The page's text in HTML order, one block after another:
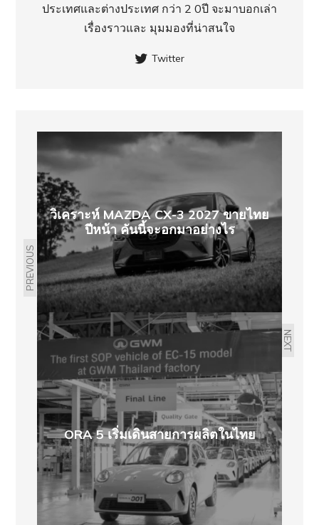
ประเทศ​และต่างประเทศ กว่า 2 0ปี จะมาบอกเล่า
เรื่องราวและ มุมมองที่น่าสนใจ
Twitter
PREVIOUS
วิเคราะห์ MAZDA CX-3 2027 ขายไทย
ปีหน้า คันนี้จะอกมาอย่างไร
NEXT
ORA 5 เริ่มเดินสายการผลิตในไทย